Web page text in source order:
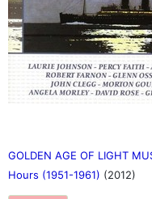
GOLDEN AGE OF LIGHT
Hours (1951-1961) (2012)